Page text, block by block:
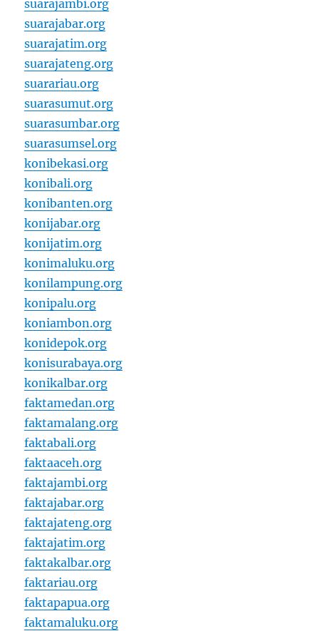
suarajambi.org
suarajabar.org
suarajatim.org
suarajateng.org
suarariau.org
suarasumut.org
suarasumbar.org
suarasumsel.org
konibekasi.org
konibali.org
konibanten.org
konijabar.org
konijatim.org
konimaluku.org
konilampung.org
konipalu.org
koniambon.org
konidepok.org
konisurabaya.org
konikalbar.org
faktamedan.org
faktamalang.org
faktabali.org
faktaaceh.org
faktajambi.org
faktajabar.org
faktajateng.org
faktajatim.org
faktakalbar.org
faktariau.org
faktapapua.org
faktamaluku.org